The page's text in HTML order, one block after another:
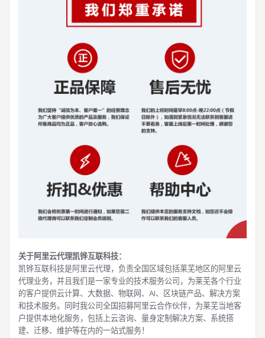
关于阿里云代理凯铧互联科技：
凯铧互联科技是阿里云代理，负责全国区域包括莱芜地区的阿里云
代理业务，并且我们是一家专业的技术服务公司，为莱芜各个行业
的客户提供云计算、大数据、物联网、AI、区块链产品、解决方案
和技术服务。同时我公司全国招募阿里云合作伙伴，为莱芜当地客
户提供本地化服务，包括上云咨询、量身定制解决方案、系统搭
建、迁移、维护等在内的一站式服务！